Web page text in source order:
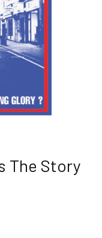
The Story